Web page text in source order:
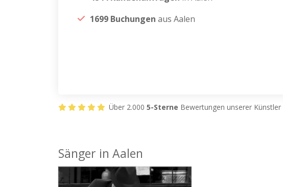
1699 Buchungen aus Aalen
Über 2.000 5-Sterne Bewertungen unserer Künstler
Sänger in Aalen